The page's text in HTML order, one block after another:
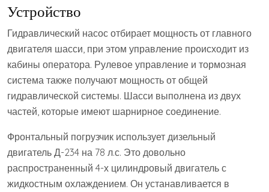
Устройство
Гидравлический насос отбирает мощность от главного
двигателя шасси, при этом управление происходит из
кабины оператора. Рулевое управление и тормозная
система также получают мощность от общей
гидравлической системы. Шасси выполнена из двух
частей, которые имеют шарнирное соединение.
Фронтальный погрузчик использует дизельный
двигатель Д-234 на 78 л.с. Это довольно
распространенный 4-х цилиндровый двигатель с
жидкостным охлаждением. Он устанавливается в